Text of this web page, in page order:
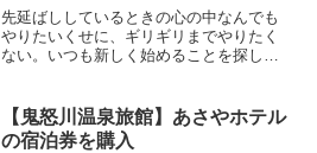
先延ばししているときの心の中なんでも
やりたいくせに、ギリギリまでやりたく
ない。いつも新しく始めることを探して
りたくてスタートしたことなのに、直前
まで信じられないほど面倒...
【鬼怒川温泉旅館】あさやホテル
の宿泊券を購入